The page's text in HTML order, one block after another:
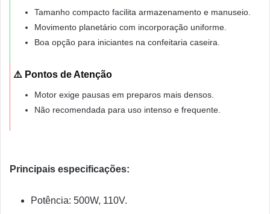
Tamanho compacto facilita armazenamento e manuseio.
Movimento planetário com incorporação uniforme.
Boa opção para iniciantes na confeitaria caseira.
⚠️ Pontos de Atenção
Motor exige pausas em preparos mais densos.
Não recomendada para uso intenso e frequente.
Principais especificações:
Potência: 500W, 110V.